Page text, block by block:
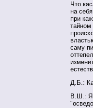
Что
на
при
тайном
саму
Д.Б.:
В.Ш.: Я